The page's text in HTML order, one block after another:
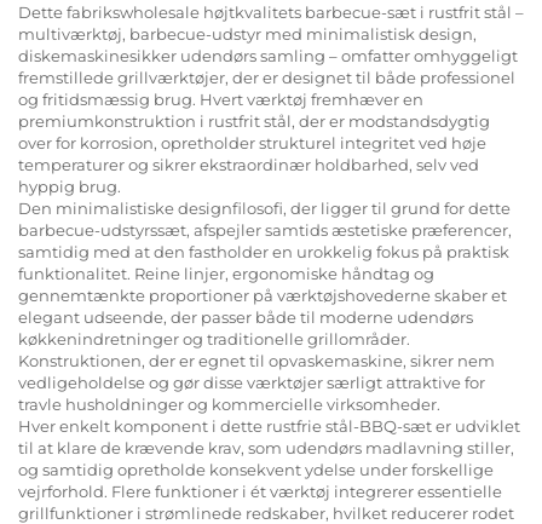
Dette fabrikswholesale højtkvalitets barbecue-sæt i rustfrit stål –
multiværktøj, barbecue-udstyr med minimalistisk design,
diskemaskinesikker udendørs samling – omfatter omhyggeligt
fremstillede grillværktøjer, der er designet til både professionel
og fritidsmæssig brug. Hvert værktøj fremhæver en
premiumkonstruktion i rustfrit stål, der er modstandsdygtig
over for korrosion, opretholder strukturel integritet ved høje
temperaturer og sikrer ekstraordinær holdbarhed, selv ved
hyppig brug.
Den minimalistiske designfilosofi, der ligger til grund for dette
barbecue-udstyrssæt, afspejler samtids æstetiske præferencer,
samtidig med at den fastholder en urokkelig fokus på praktisk
funktionalitet. Reine linjer, ergonomiske håndtag og
gennemtænkte proportioner på værktøjshovederne skaber et
elegant udseende, der passer både til moderne udendørs
køkkenindretninger og traditionelle grillområder.
Konstruktionen, der er egnet til opvaskemaskine, sikrer nem
vedligeholdelse og gør disse værktøjer særligt attraktive for
travle husholdninger og kommercielle virksomheder.
Hver enkelt komponent i dette rustfrie stål-BBQ-sæt er udviklet
til at klare de krævende krav, som udendørs madlavning stiller,
og samtidig opretholde konsekvent ydelse under forskellige
vejrforhold. Flere funktioner i ét værktøj integrerer essentielle
grillfunktioner i strømlinede redskaber, hvilket reducerer rodet